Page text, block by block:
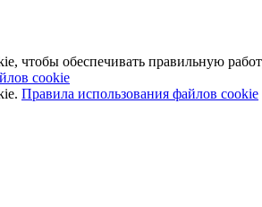
чтобы обеспечивать правильную
cookie
Правила использования файлов cookie